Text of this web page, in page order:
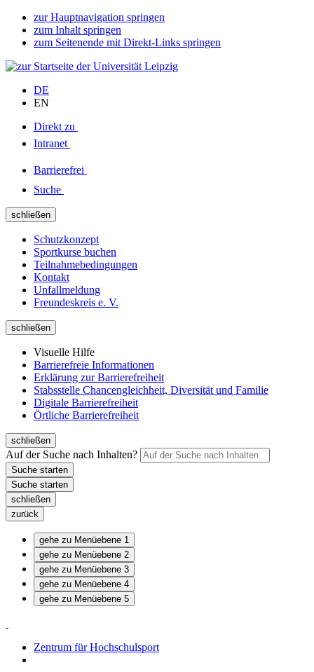
zur Hauptnavigation springen
zum Inhalt springen
zum Seitenende mit Direkt-Links springen
DE
EN
Direkt zu
Intranet
Barrierefrei
Suche
schließen
Schutzkonzept
Sportkurse buchen
Teilnahmebedingungen
Kontakt
Unfallmeldung
Freundeskreis e. V.
schließen
Visuelle Hilfe
Barrierefreie Informationen
Erklärung zur Barrierefreiheit
Stabsstelle Chancengleichheit, Diversität und Familie
Digitale Barrierefreiheit
Örtliche Barrierefreiheit
schließen
Auf der Suche nach Inhalten?
schließen
zurück
gehe zu Menüebene 1
gehe zu Menüebene 2
gehe zu Menüebene 3
gehe zu Menüebene 4
gehe zu Menüebene 5
Zentrum für Hochschulsport